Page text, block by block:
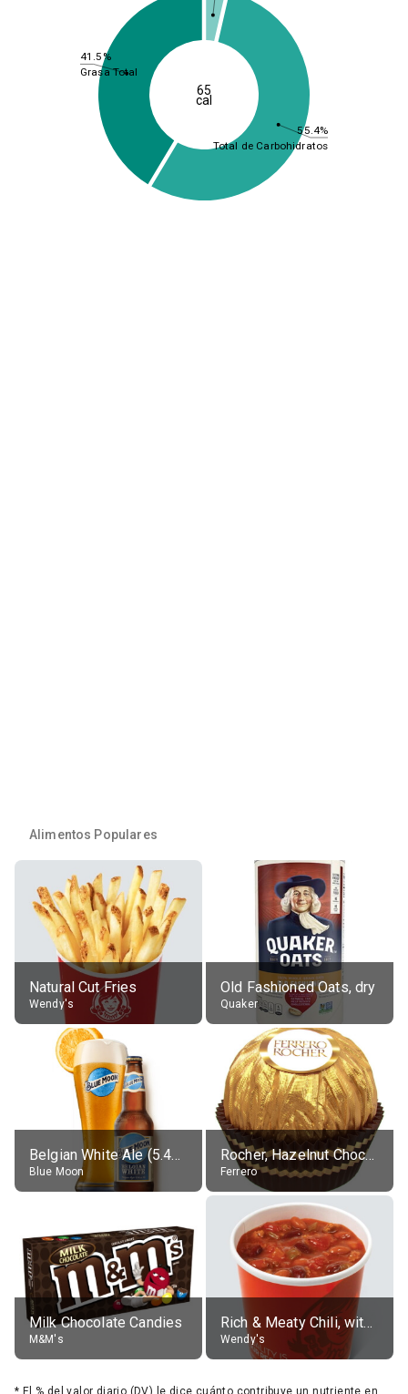
55.4%
41.5%
Total de Carbohidratos
Grasa Total
65
cal
Alimentos Populares
Natural Cut Fries
Wendy's
Old Fashioned Oats, dry
Quaker
Belgian White Ale (5.4% alc.)
Blue Moon
Rocher, Hazelnut Chocolate Ball
Ferrero
Milk Chocolate Candies
M&M's
Rich & Meaty Chili, without toppings, large
Wendy's
* El % del valor diario (DV) le dice cuánto contribuye un nutriente en